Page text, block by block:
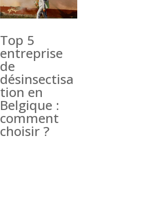
Top 5
entreprise
de
désinsectisa
tion en
Belgique :
comment
choisir ?